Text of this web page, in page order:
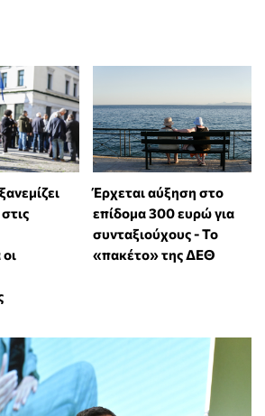
Έρχεται αύξηση στο
επίδομα 300 ευρώ για
συνταξιούχους - Το
«πακέτο» της ΔΕΘ